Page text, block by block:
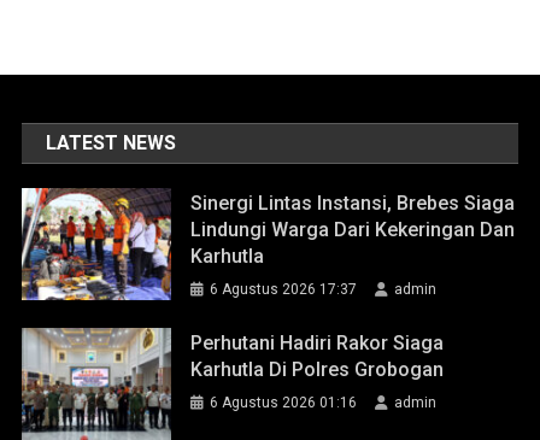
LATEST NEWS
Sinergi Lintas Instansi, Brebes Siaga
Lindungi Warga Dari Kekeringan Dan
Karhutla
6 Agustus 2026 17:37 admin
Perhutani Hadiri Rakor Siaga
Karhutla Di Polres Grobogan
6 Agustus 2026 01:16 admin